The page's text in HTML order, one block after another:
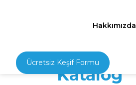
Hakkımızda
Ücretsiz Keşif Formu
Katalog